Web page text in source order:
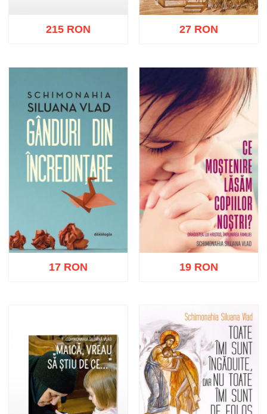
215 RON
Wishlist
27 RON
17 RON
Adaugă în coș Wishlist
19 RON